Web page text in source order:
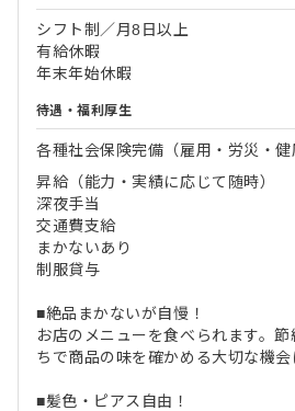
シフト制／月8日以上
有給休暇
年末年始休暇
待遇・福利厚生
各種社会保険完備（雇用・労災・健
昇給（能力・実績に応じて随時）
深夜手当
交通費支給
まかないあり
制服貸与
■絶品まかないが自慢！
お店のメニューを食べられます。
ちで商品の味を確かめる大切な機会
■髪色・ピアス自由！